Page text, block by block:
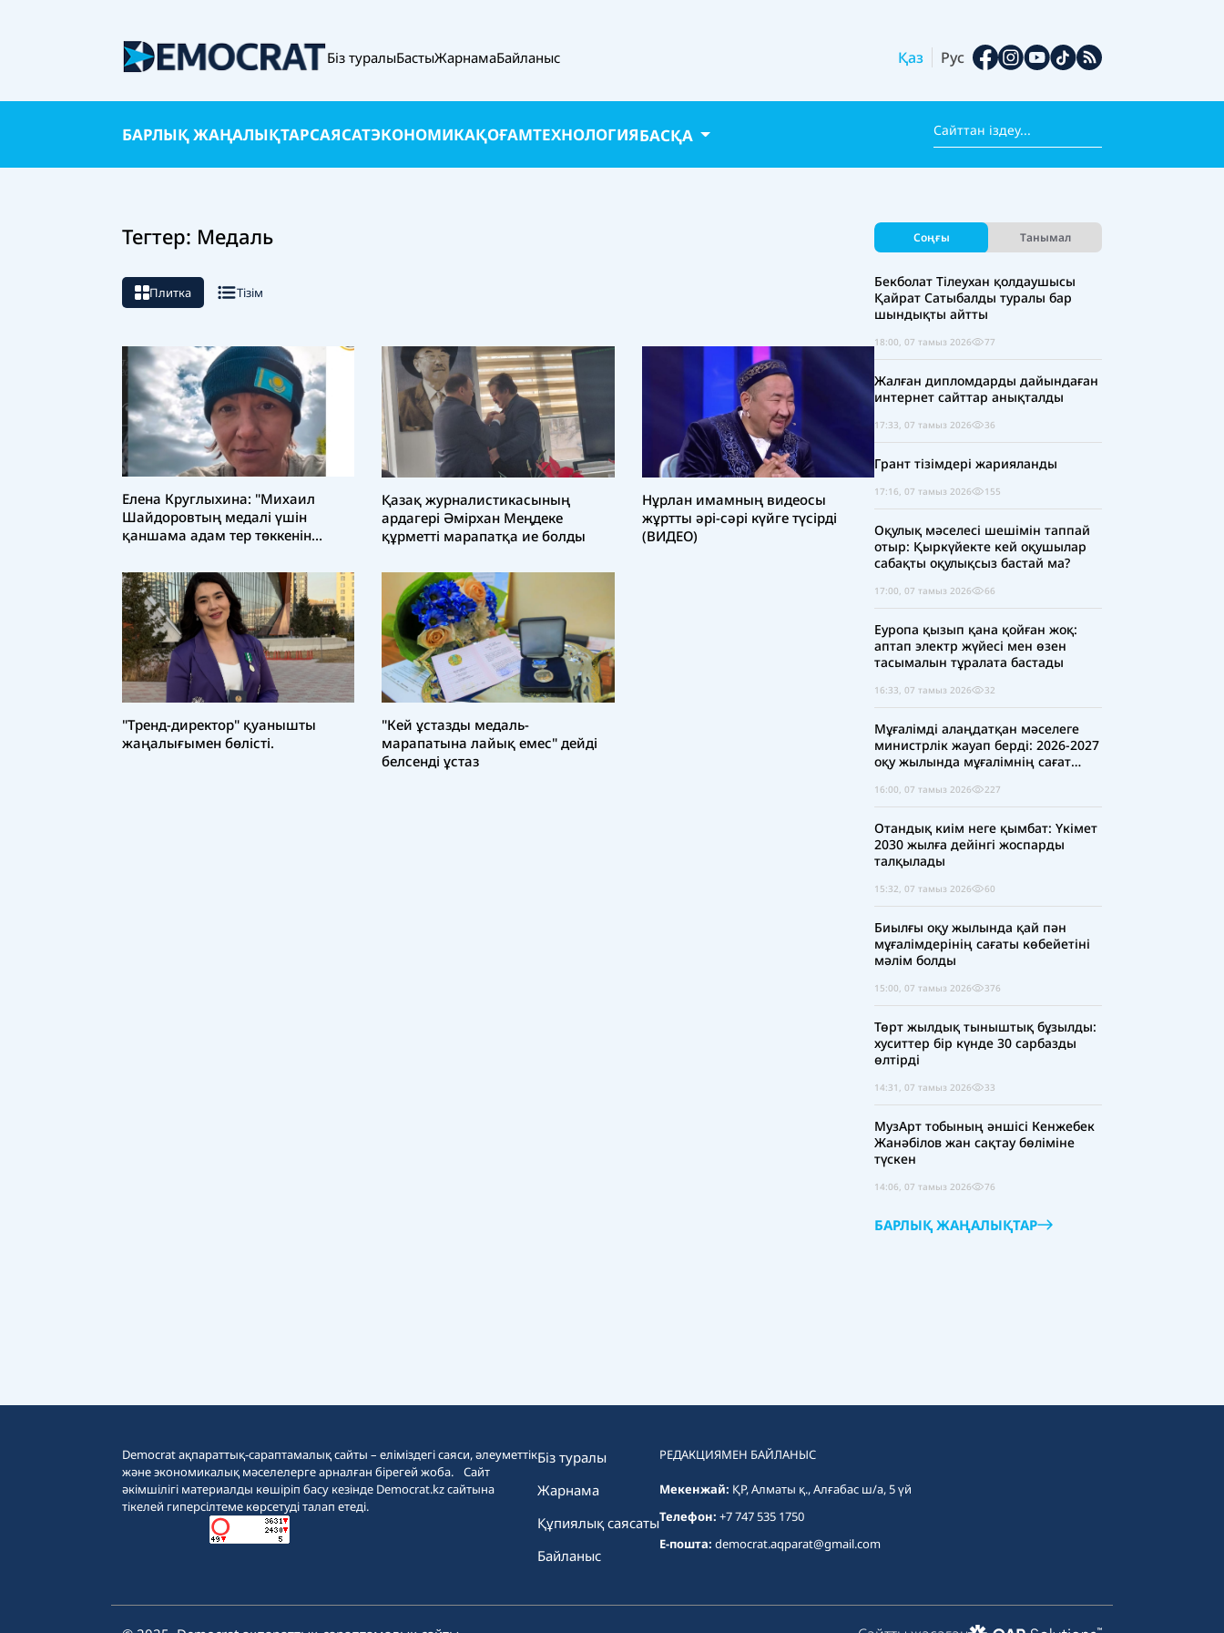
Біз туралыБастыЖарнамаБайланыс Қаз Рус
БАРЛЫҚ ЖАҢАЛЫҚТАРСАЯСАТЭКОНОМИКАҚОҒАМТЕХНОЛОГИЯБАСҚА
Тегтер: Медаль
Плитка Тізім
Елена Круглыхина: "Михаил
Шайдоровтың медалі үшін
қаншама адам тер төккенін
Қазақ журналистикасының
ардагері Әмірхан Меңдеке
құрметті марапатқа ие болды
Нұрлан имамның видеосы
жұртты әрі-сәрі күйге түсірді
(ВИДЕО)
"Тренд-директор" қуанышты
жаңалығымен бөлісті.
"Кей ұстазды медаль-
марапатына лайық емес" дейді
белсенді ұстаз
Соңғы Танымал
Бекболат Тілеухан қолдаушысы
Қайрат Сатыбалды туралы бар
шындықты айтты
18:00, 07 тамыз 2026 77
Жалған дипломдарды дайындаған
интернет сайттар анықталды
17:33, 07 тамыз 2026 36
Грант тізімдері жарияланды
17:16, 07 тамыз 2026 155
Оқулық мәселесі шешімін таппай
отыр: Қыркүйекте кей оқушылар
сабақты оқулықсыз бастай ма?
17:00, 07 тамыз 2026 66
Еуропа қызып қана қойған жоқ:
аптап электр жүйесі мен өзен
тасымалын тұралата бастады
16:33, 07 тамыз 2026 32
Мұғалімді алаңдатқан мәселеге
министрлік жауап берді: 2026-2027
оқу жылында мұғалімнің сағат
16:00, 07 тамыз 2026 227
Отандық киім неге қымбат: Үкімет
2030 жылға дейінгі жоспарды
талқылады
15:32, 07 тамыз 2026 60
Биылғы оқу жылында қай пән
мұғалімдерінің сағаты көбейетіні
мәлім болды
15:00, 07 тамыз 2026 376
Төрт жылдық тыныштық бұзылды:
хуситтер бір күнде 30 сарбазды
өлтірді
14:31, 07 тамыз 2026 33
МузАрт тобының әншісі Кенжебек
Жанәбілов жан сақтау бөліміне
түскен
14:06, 07 тамыз 2026 76
БАРЛЫҚ ЖАҢАЛЫҚТАР
Democrat ақпараттық-сараптамалық сайты – еліміздегі саяси, әлеуметтік
және экономикалық мәселелерге арналған бірегей жоба. Сайт
әкімшілігі материалды көшіріп басу кезінде Democrat.kz сайтына
тікелей гиперсілтеме көрсетуді талап етеді.
Біз туралы
Жарнама
Құпиялық саясаты
Байланыс
РЕДАКЦИЯМЕН БАЙЛАНЫС
Мекенжай: ҚР, Алматы қ., Алғабас ш/а, 5 үй
Телефон: +7 747 535 1750
E-пошта: democrat.aqparat@gmail.com